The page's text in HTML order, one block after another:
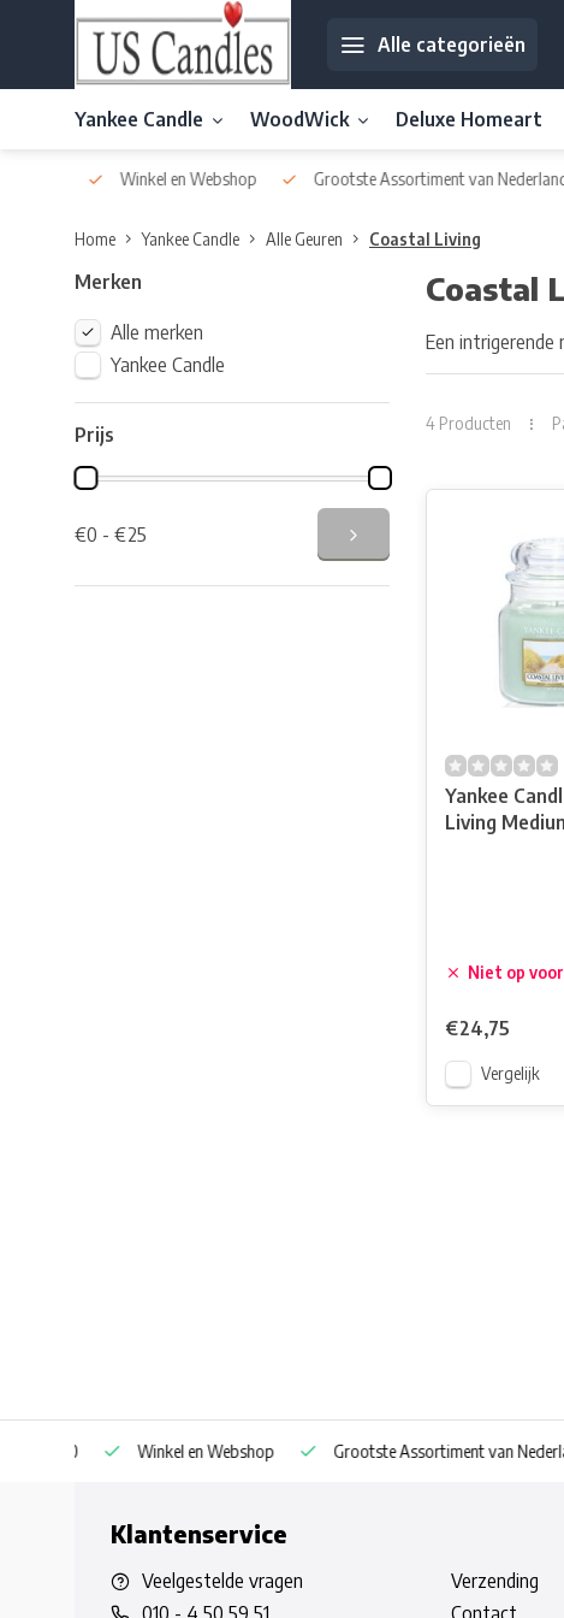
Alle categorieën
Yankee Candle WoodWick Deluxe Homeart
Winkel en Webshop Grootste Assortiment van Nederland
Home Yankee Candle Alle Geuren Coastal Living
Merken
Alle merken
Yankee Candle
Prijs
€0 - €25
Coastal
Een intrigerende
4 Producten
Yankee
Living
Niet op
€24,75
Vergelijk
Winkel en Webshop Grootste Assortiment van Nederland
Klantenservice
Veelgestelde vragen
010 - 4 50 59 51
Verzending
Contact